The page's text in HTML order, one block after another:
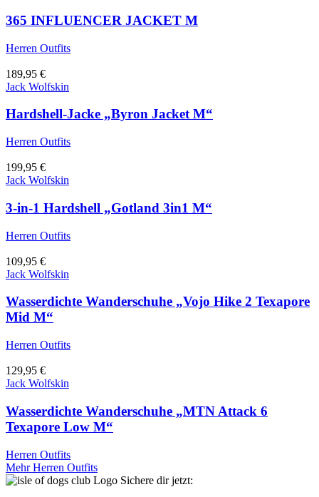
365 INFLUENCER JACKET M
Herren Outfits
189,95 €
Jack Wolfskin
Hardshell-Jacke „Byron Jacket M“
Herren Outfits
199,95 €
Jack Wolfskin
3-in-1 Hardshell „Gotland 3in1 M“
Herren Outfits
109,95 €
Jack Wolfskin
Wasserdichte Wanderschuhe „Vojo Hike 2 Texapore
Mid M“
Herren Outfits
129,95 €
Jack Wolfskin
Wasserdichte Wanderschuhe „MTN Attack 6
Texapore Low M“
Herren Outfits
Mehr Herren Outfits
Sichere dir jetzt: